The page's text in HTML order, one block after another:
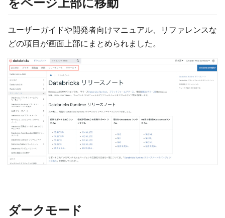
ユーザーガイドや開発者向けマニュアル、リファレンスな
どの項目が画面上部にまとめられました。
ダークモード